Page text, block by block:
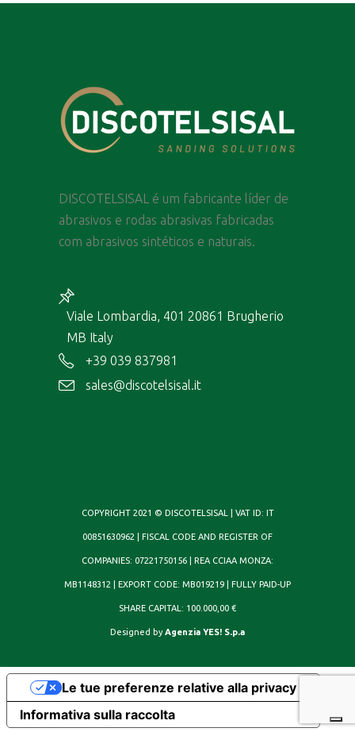
DISCOTELSISAL é um fabricante líder de
abrasivos e rodas abrasivas fabricadas
com abrasivos sintéticos e naturais.
Viale Lombardia, 401 20861 Brugherio
MB Italy
+39 039 837981
sales@discotelsisal.it
COPYRIGHT 2021 © DISCOTELSISAL | VAT ID: IT
00851630962 | FISCAL CODE AND REGISTER OF
COMPANIES: 07221750156 | REA CCIAA MONZA:
MB1148312 | EXPORT CODE: MB019219 | FULLY PAID-UP
SHARE CAPITAL: 100.000,00 €
Designed byAgenzia YES! S.p.a
Informativa sulla raccolta
Le tue preferenze relative alla privacy